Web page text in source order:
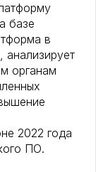
базе
в
анализирует
органам
2022 года
ПО.